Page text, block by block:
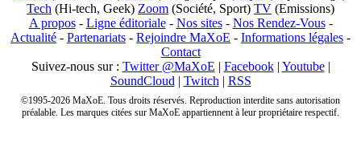
Tech (Hi-tech, Geek) Zoom (Société, Sport) TV (Emissions)
A propos- Ligne éditoriale- Nos sites- Nos Rendez-Vous-
Actualité - Partenariats - Rejoindre MaXoE - Informations légales -
Contact
Suivez-nous sur : Twitter @MaXoE | Facebook| Youtube|
SoundCloud | Twitch | RSS
©1995-2026 MaXoE. Tous droits réservés. Reproduction interdite sans autorisation
préalable. Les marques citées sur MaXoE appartiennent à leur propriétaire respectif.